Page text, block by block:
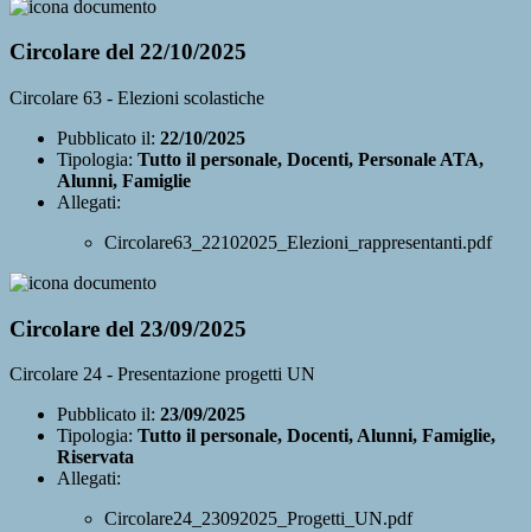
Circolare del 22/10/2025
Circolare 63 - Elezioni scolastiche
Pubblicato il: 22/10/2025
Tipologia: Tutto il personale, Docenti, Personale ATA,
Alunni, Famiglie
Allegati:
Circolare63_22102025_Elezioni_rappresentanti.pdf
Circolare del 23/09/2025
Circolare 24 - Presentazione progetti UN
Pubblicato il: 23/09/2025
Tipologia: Tutto il personale, Docenti, Alunni, Famiglie,
Riservata
Allegati:
Circolare24_23092025_Progetti_UN.pdf